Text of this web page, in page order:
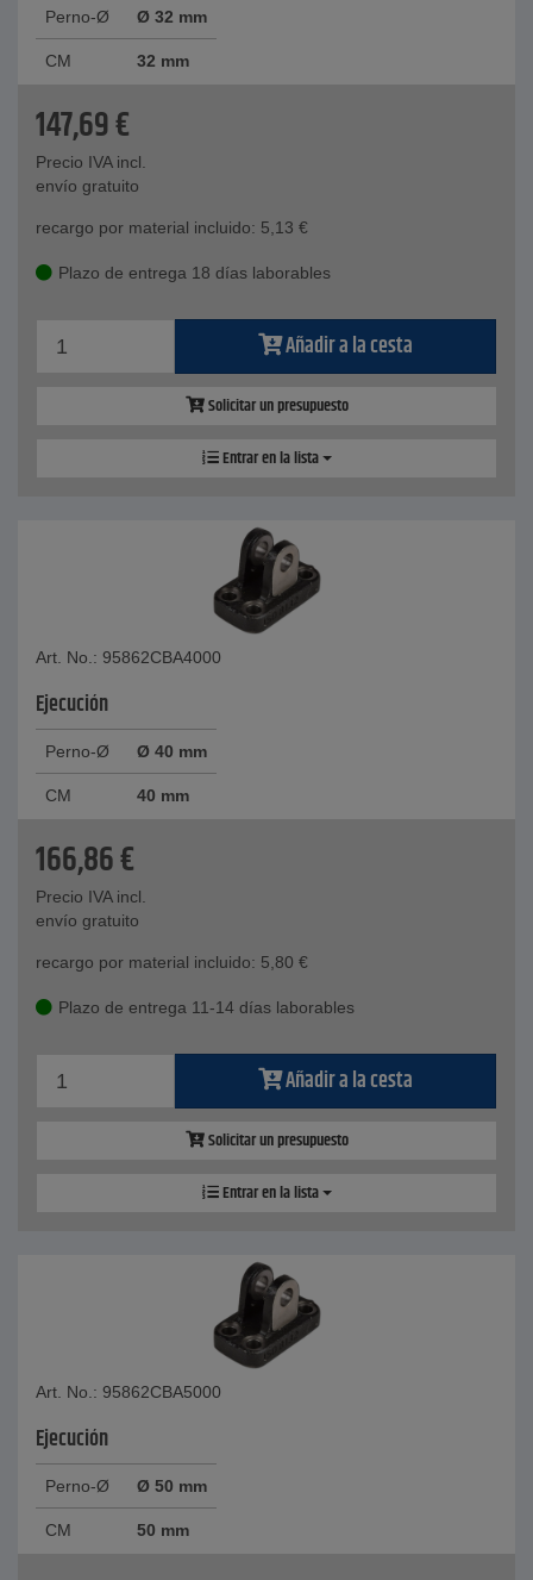
Perno-Ø Ø 32 mm
CM 32 mm
147,69€
Precio IVA incl.
envío gratuito
recargo por material incluido: 5,13 €
Plazo de entrega 18 días laborables
Añadir a la cesta
Solicitar un presupuesto
Entrar en la lista
Art. No.: 95862CBA4000
Ejecución
Perno-Ø Ø 40 mm
CM 40 mm
166,86€
Precio IVA incl.
envío gratuito
recargo por material incluido: 5,80 €
Plazo de entrega 11-14 días laborables
Añadir a la cesta
Solicitar un presupuesto
Entrar en la lista
Art. No.: 95862CBA5000
Ejecución
Perno-Ø Ø 50 mm
CM 50 mm